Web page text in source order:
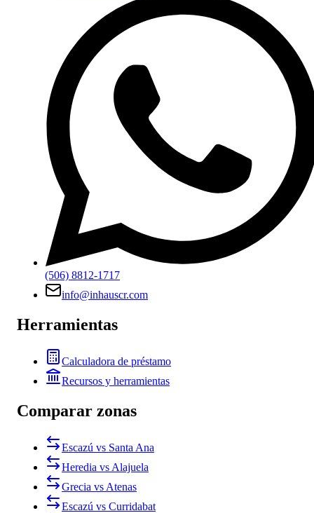
(506) 8812-1717
info@inhauscr.com
Herramientas
Calculadora de préstamo
Recursos y herramientas
Comparar zonas
Escazú vs Santa Ana
Heredia vs Alajuela
Grecia vs Atenas
Escazú vs Curridabat